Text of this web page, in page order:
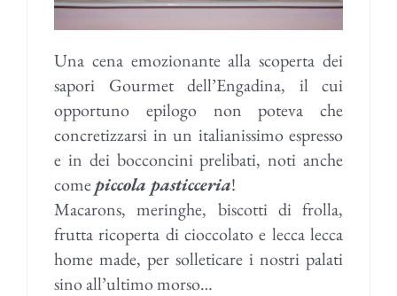
Una cena emozionante alla scoperta dei
sapori Gourmet dell’Engadina, il cui
opportuno epilogo non poteva che
concretizzarsi in un italianissimo espresso
e in dei bocconcini prelibati, noti anche
comepiccola pasticceria!
Macarons, meringhe, biscotti di frolla,
frutta ricoperta di cioccolato e lecca lecca
home made, per solleticare i nostri palati
sino all’ultimo morso…